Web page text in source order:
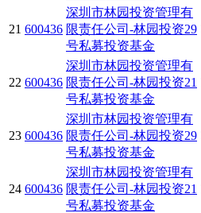
21 600436
深圳市林园投资管理有
限责任公司-林园投资29
号私募投资基金
22 600436
深圳市林园投资管理有
限责任公司-林园投资21
号私募投资基金
23 600436
深圳市林园投资管理有
限责任公司-林园投资29
号私募投资基金
24 600436
深圳市林园投资管理有
限责任公司-林园投资21
号私募投资基金